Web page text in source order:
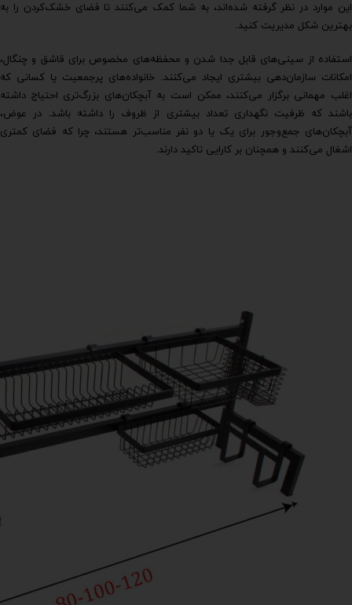
این موارد در نظر گرفته شده‌اند، به شما کمک می‌کنند تا فضای خشک‌کردن را به
بهترین شکل مدیریت کنید.
استفاده از سینی‌های قابل جدا شدن و محفظه‌های مخصوص برای قاشق و چنگال،
امکانات سازمان‌دهی بیشتری ایجاد می‌کنند. خانواده‌های پرجمعیت یا کسانی که
اغلب مهمانی برگزار می‌کنند، ممکن است به آبچکان‌های بزرگ‌تری احتیاج داشته
باشند که ظرفیت نگهداری تعداد بیشتری از ظروف را داشته باشد. در عوض،
آبچکان‌های جمع‌وجور برای یک یا دو نفر مناسب‌تر هستند، چرا که فضای کمتری
اشغال می‌کنند و همچنان بر کارایی تاکید دارند.